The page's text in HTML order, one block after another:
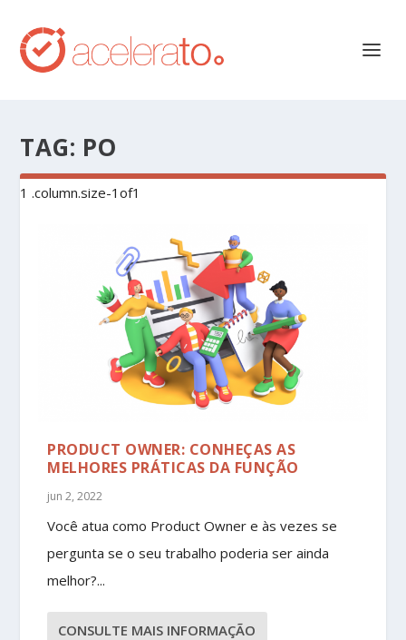
TAG: PO
PRODUCT OWNER: CONHEÇAS AS
MELHORES PRÁTICAS DA FUNÇÃO
jun 2, 2022
Você atua como Product Owner e às vezes se
pergunta se o seu trabalho poderia ser ainda
melhor?...
CONSULTE MAIS INFORMAÇÃO